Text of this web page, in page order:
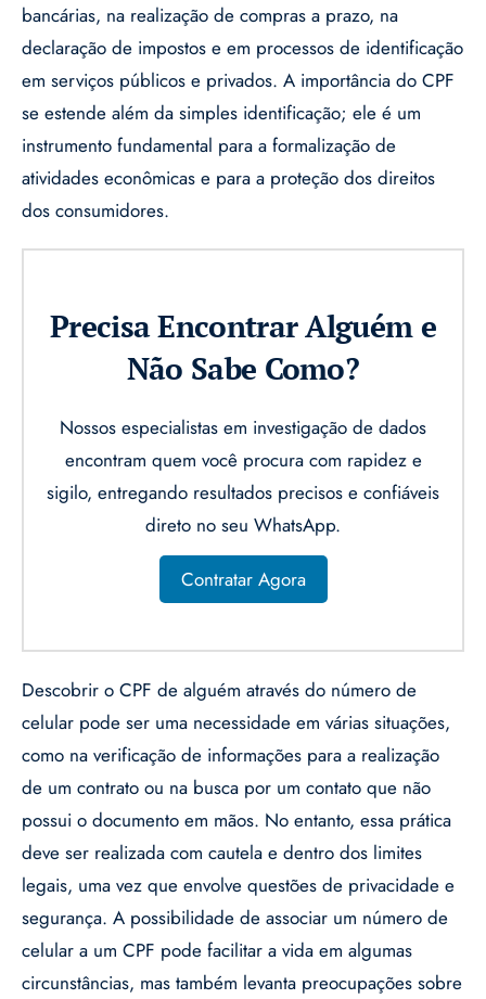
bancárias, na realização de compras a prazo, na
declaração de impostos e em processos de identificação
em serviços públicos e privados. A importância do CPF
se estende além da simples identificação; ele é um
instrumento fundamental para a formalização de
atividades econômicas e para a proteção dos direitos
dos consumidores.
Precisa Encontrar Alguém e
Não Sabe Como?
Nossos especialistas em investigação de dados
encontram quem você procura com rapidez e
sigilo, entregando resultados precisos e confiáveis
direto no seu WhatsApp.
Contratar Agora
Descobrir o CPF de alguém através do número de
celular pode ser uma necessidade em várias situações,
como na verificação de informações para a realização
de um contrato ou na busca por um contato que não
possui o documento em mãos. No entanto, essa prática
deve ser realizada com cautela e dentro dos limites
legais, uma vez que envolve questões de privacidade e
segurança. A possibilidade de associar um número de
celular a um CPF pode facilitar a vida em algumas
circunstâncias, mas também levanta preocupações sobre